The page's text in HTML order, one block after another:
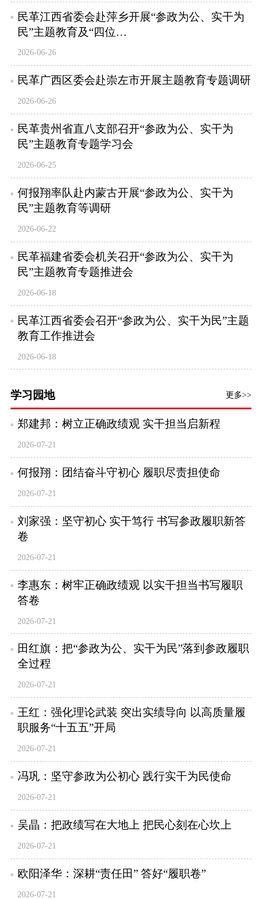
民革江西省委会赴萍乡开展“参政为公、实干为
民”主题教育及“四位…
2026-06-26
民革广西区委会赴崇左市开展主题教育专题调研
2026-06-26
民革贵州省直八支部召开“参政为公、实干为
民”主题教育专题学习会
2026-06-25
何报翔率队赴内蒙古开展“参政为公、实干为
民”主题教育等调研
2026-06-22
民革福建省委会机关召开“参政为公、实干为
民”主题教育专题推进会
2026-06-18
民革江西省委会召开“参政为公、实干为民”主题
教育工作推进会
2026-06-18
学习园地 更多>>
郑建邦：树立正确政绩观 实干担当启新程
2026-07-21
何报翔：团结奋斗守初心 履职尽责担使命
2026-07-21
刘家强：坚守初心 实干笃行 书写参政履职新答
卷
2026-07-21
李惠东：树牢正确政绩观 以实干担当书写履职
答卷
2026-07-21
田红旗：把“参政为公、实干为民”落到参政履职
全过程
2026-07-21
王红：强化理论武装 突出实绩导向 以高质量履
职服务“十五五”开局
2026-07-21
冯巩：坚守参政为公初心 践行实干为民使命
2026-07-21
吴晶：把政绩写在大地上 把民心刻在心坎上
2026-07-21
欧阳泽华：深耕“责任田” 答好“履职卷”
2026-07-21